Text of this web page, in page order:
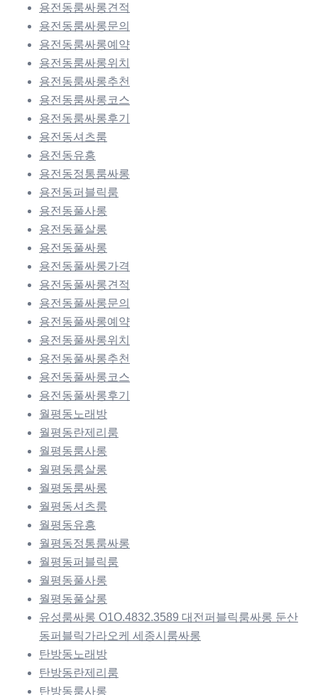
용전동룸싸롱견적
용전동룸싸롱문의
용전동룸싸롱예약
용전동룸싸롱위치
용전동룸싸롱추천
용전동룸싸롱코스
용전동룸싸롱후기
용전동셔츠룸
용전동유흥
용전동정통룸싸롱
용전동퍼블릭룸
용전동풀사롱
용전동풀살롱
용전동풀싸롱
용전동풀싸롱가격
용전동풀싸롱견적
용전동풀싸롱문의
용전동풀싸롱예약
용전동풀싸롱위치
용전동풀싸롱추천
용전동풀싸롱코스
용전동풀싸롱후기
월평동노래방
월평동란제리룸
월평동룸사롱
월평동룸살롱
월평동룸싸롱
월평동셔츠룸
월평동유흥
월평동정통룸싸롱
월평동퍼블릭룸
월평동풀사롱
월평동풀살롱
유성룸싸롱 O1O.4832.3589 대전퍼블릭룸싸롱 둔산
동퍼블릭가라오케 세종시룸싸롱
탄방동노래방
탄방동란제리룸
탄방동룸사롱